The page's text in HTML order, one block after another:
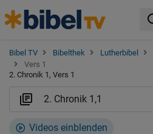
Bibel TV Bibelthek Lutherbibel
Vers 1
2. Chronik 1, Vers 1
Videos einblenden